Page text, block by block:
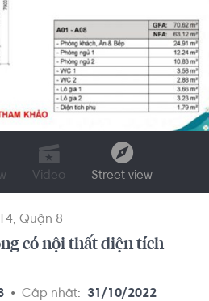
Video Street view
Quận 8
có nội thất diện tích
Cập nhật: 31/10/2022